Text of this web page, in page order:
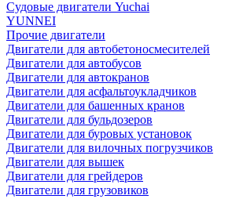
Судовые двигатели Yuchai
YUNNEI
Прочие двигатели
Двигатели для автобетоносмесителей
Двигатели для автобусов
Двигатели для автокранов
Двигатели для асфальтоукладчиков
Двигатели для башенных кранов
Двигатели для бульдозеров
Двигатели для буровых установок
Двигатели для вилочных погрузчиков
Двигатели для вышек
Двигатели для грейдеров
Двигатели для грузовиков